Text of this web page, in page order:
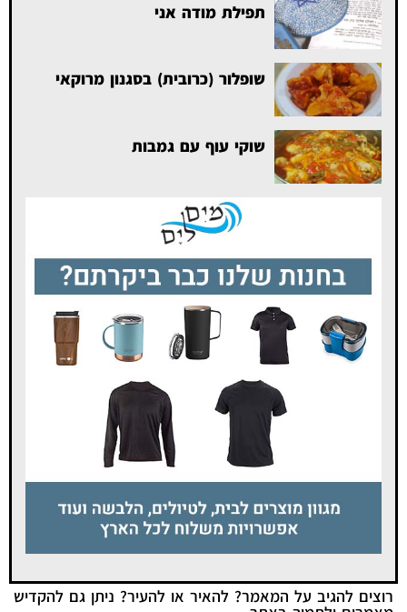
תפילת מודה אני
שופלור (כרובית) בסגנון מרוקאי
שוקי עוף עם גמבות
רוצים להגיב על המאמר? להאיר או להעיר? ניתן גם להקדיש